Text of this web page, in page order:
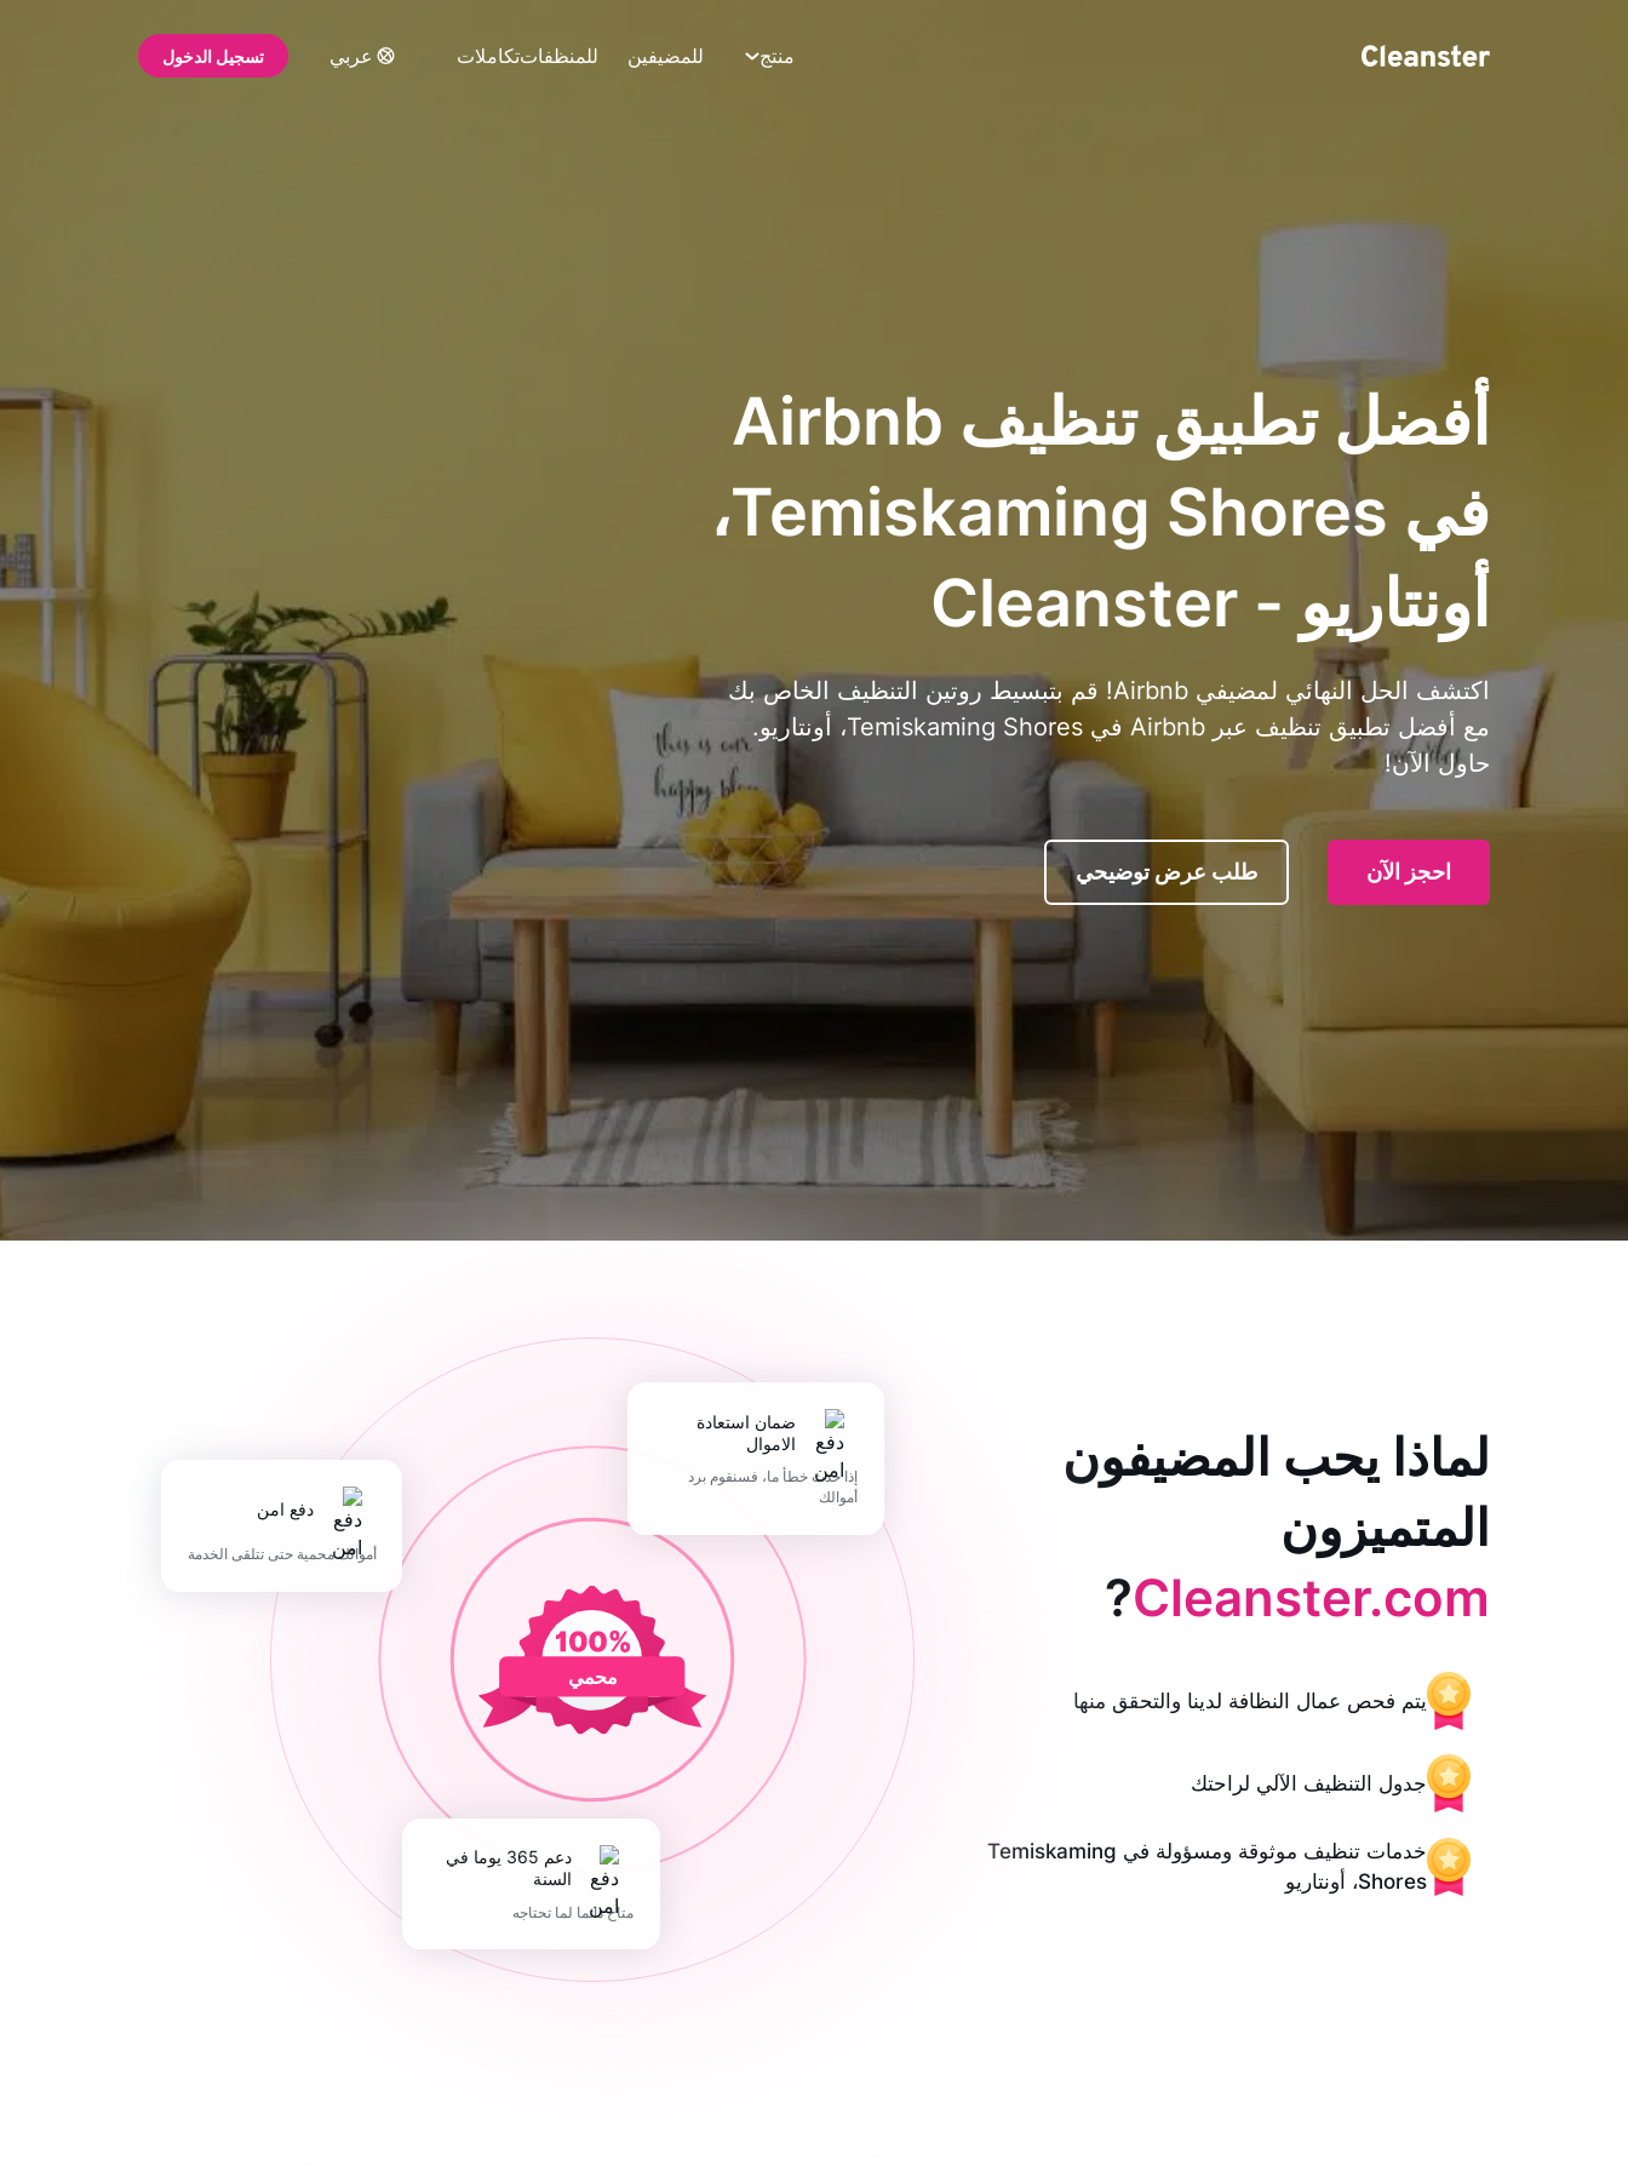
منتج للمضيفين للمنظفاتتكاملات عربي تسجيل الدخول
أفضل تطبيق تنظيف Airbnb
في Temiskaming Shores،
أونتاريو - Cleanster
اكتشف الحل النهائي لمضيفي Airbnb! قم بتبسيط روتين التنظيف الخاص بك
مع أفضل تطبيق تنظيف عبر Airbnb في Temiskaming Shores، أونتاريو.
حاول الآن!
احجز الآن طلب عرض توضيحي
لماذا يحب المضيفون
المتميزون
Cleanster.com
?
يتم فحص عمال النظافة لدينا والتحقق منها
جدول التنظيف الآلي لراحتك
خدمات تنظيف موثوقة ومسؤولة في Temiskaming
Shores، أونتاريو
محمي
دفع امن
أموالك محمية حتى تتلقى الخدمة
ضمان استعادة
الاموال
إذا حدث خطأ ما، فسنقوم برد
أموالك
دعم 365 يوما في
السنة
متاح دائما لما تحتاجه